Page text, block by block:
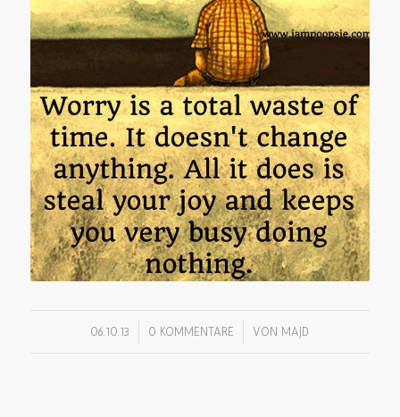
06.10.13 0 KOMMENTARE
/ VON MAJD